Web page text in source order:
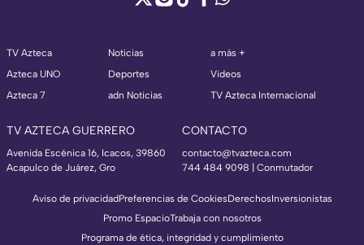
TV Azteca
Azteca UNO
Azteca 7
Noticias
Deportes
adn Noticias
a más +
Videos
TV Azteca Internacional
TV AZTECA GUERRERO
Avenida Escénica 16, Icacos, 39860
Acapulco de Juárez, Gro
CONTACTO
contacto@tvazteca.com
744 484 9098 | Conmutador
Aviso de privacidadPreferencias de CookiesDerechosInversionistas
Promo EspacioTrabaja con nosotros
Programa de ética, integridad y cumplimiento